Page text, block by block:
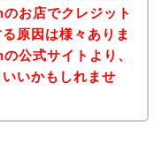
お店でクレジット
原因は様々ありま
公式サイトより、
いかもしれませ